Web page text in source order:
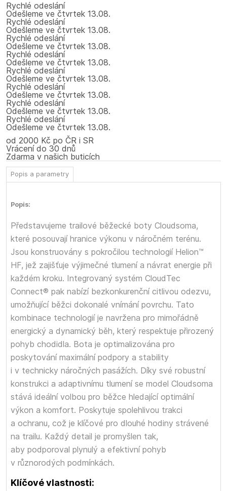
Rychlé odeslání
Odešleme ve čtvrtek 13.08.
Rychlé odeslání
Odešleme ve čtvrtek 13.08.
Rychlé odeslání
Odešleme ve čtvrtek 13.08.
Rychlé odeslání
Odešleme ve čtvrtek 13.08.
Rychlé odeslání
Odešleme ve čtvrtek 13.08.
Rychlé odeslání
Odešleme ve čtvrtek 13.08.
Rychlé odeslání
Odešleme ve čtvrtek 13.08.
Rychlé odeslání
Odešleme ve čtvrtek 13.08.
od 2000 Kč po ČR i SR
Vrácení do 30 dnů
Zdarma v našich buticích
Popis a parametry
Popis:
Představujeme trailové běžecké boty Cloudsoma,
které posouvají hranice výkonu v náročném terénu.
Jsou konstruovány s pokročilou technologií Helion™
HF, jež zajišťuje výjimečné tlumení a návrat energie při
každém kroku. Integrovaný systém CloudTec
Connect® pak nabízí bezkonkurenční citlivou odezvu,
umožňující běžci dokonalé vnímání povrchu. Tato
kombinace technologií je navržena pro mimořádně
energický a dynamický běh, který respektuje přirozený
pohyb chodidla. Bota je optimalizována pro
poskytování maximální podpory a stability
i v technicky náročných pasážích. Díky své robustní
konstrukci a adaptivnímu tlumení se model Cloudsoma
stává ideální volbou pro běžce hledající optimální
výkon a komfort. Poskytuje spolehlivou trakci
a ochranu, což je klíčové pro dlouhé hodiny strávené
na trailu. Každý detail je promyšlen tak,
aby podporoval plynulý a efektivní pohyb
v různorodých podmínkách.
Klíčové vlastnosti: